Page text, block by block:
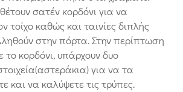
σατέν κορδόνι για να
τοίχο καθώς και ταινίες διπλής
στην πόρτα. Στην περίπτωση
κορδόνι, υπάρχουν δυο
για να τα
και να καλύψετε τις τρύπες.